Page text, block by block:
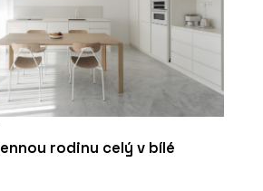
rodinu celý v bílé